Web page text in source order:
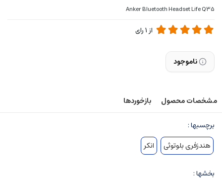
Anker Bluetooth Headset Life Q35
از 1رای
ناموجود
مشخصات محصول بازخوردها
برچسبها :
هندزفری بلوتوثی
انکر
بخشها :